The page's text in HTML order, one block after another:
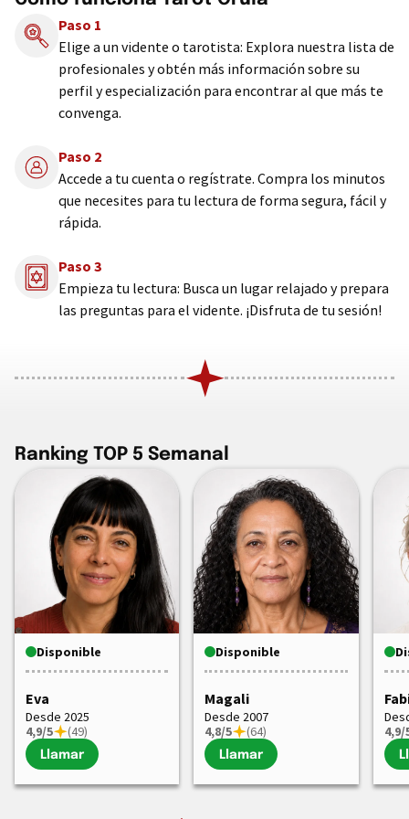
Paso 1
Elige a un vidente o tarotista: Explora nuestra lista de
profesionales y obtén más información sobre su
perfil y especialización para encontrar al que más te
convenga.
Paso 2
Accede a tu cuenta o regístrate. Compra los minutos
que necesites para tu lectura de forma segura, fácil y
rápida.
Paso 3
Empieza tu lectura: Busca un lugar relajado y prepara
las preguntas para el vidente. ¡Disfruta de tu sesión!
Ranking TOP 5 Semanal
Disponible
Eva
Desde 2025
4,9/5
(49)
Llamar
Disponible
Magali
Desde 2007
4,8/5
(64)
Llamar
4,9/